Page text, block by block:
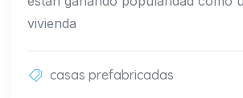
vivienda
casas prefabricadas